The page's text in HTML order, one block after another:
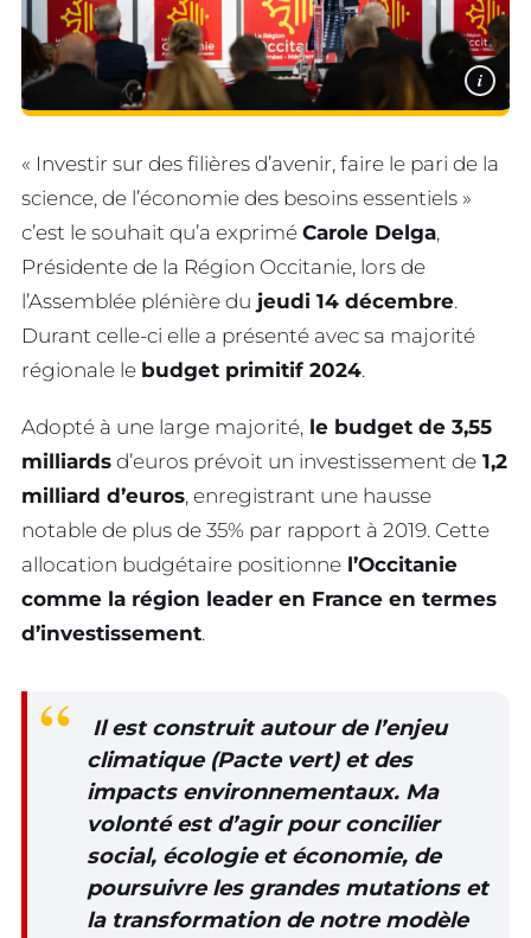
i
« Investir sur des filières d’avenir, faire le pari de la
science, de l’économie des besoins essentiels »
c’est le souhait qu’a exprimé Carole Delga,
Présidente de la Région Occitanie, lors de
l’Assemblée plénière du jeudi 14 décembre.
Durant celle-ci elle a présenté avec sa majorité
régionale le budget primitif 2024.
Adopté à une large majorité, le budget de 3,55
milliards d’euros prévoit un investissement de 1,2
milliard d’euros, enregistrant une hausse
notable de plus de 35% par rapport à 2019. Cette
allocation budgétaire positionne l’Occitanie
comme la région leader en France en termes
d’investissement.
Il est construit autour de l’enjeu
climatique (Pacte vert) et des
impacts environnementaux. Ma
volonté est d’agir pour concilier
social, écologie et économie, de
poursuivre les grandes mutations et
la transformation de notre modèle